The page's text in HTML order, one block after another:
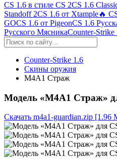
CS 1.6 в стиле CS 2CS 1.6
Standoff 2CS 1.6 от Xtample🔥
GOCS 1.6 от PigeonCS 1.6
Русского МясникаCounter-Strike
Counter-Strike 1.6
Скины оружия
М4А1 Страж
Модель «М4А1 Страж»
Скачать m4a1-guardian.zip [1.96